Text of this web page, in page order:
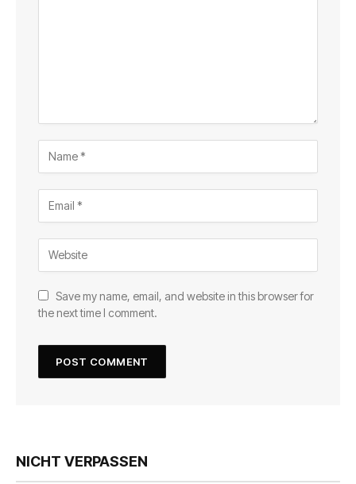
Save my name, email, and website in this browser for
the next time I comment.
NICHT VERPASSEN